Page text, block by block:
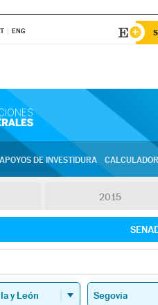
ENG
APOYOS DE INVESTIDURA
2015